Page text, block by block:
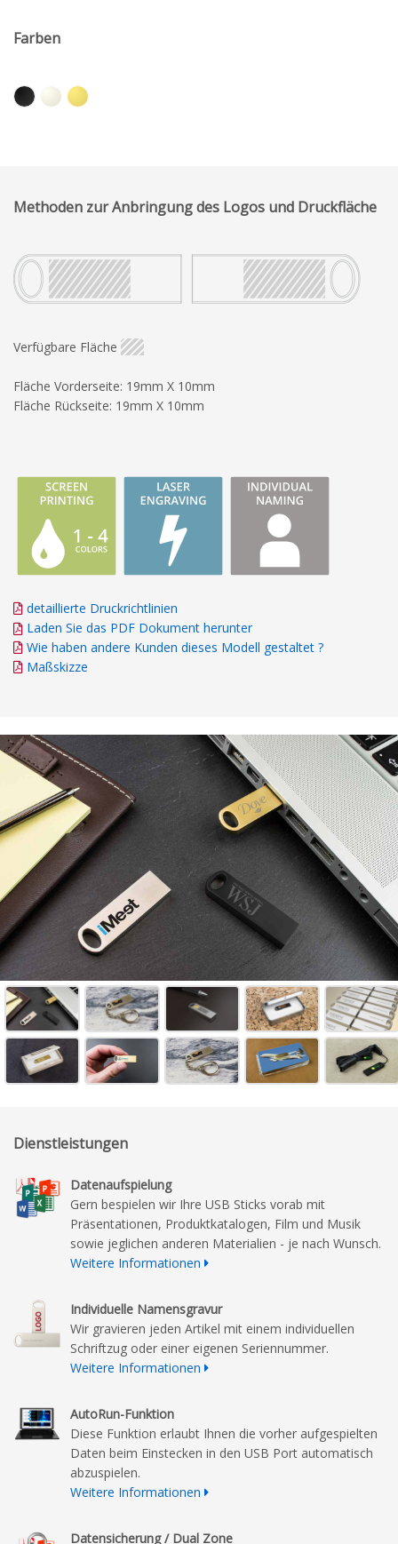
Farben
Methoden zur Anbringung des Logos und Druckfläche
Verfügbare Fläche
Fläche Vorderseite: 19mm X 10mm
Fläche Rückseite: 19mm X 10mm
detaillierte Druckrichtlinien
Laden Sie das PDF Dokument herunter
Wie haben andere Kunden dieses Modell gestaltet ?
Maßskizze
Dienstleistungen
Datenaufspielung
Gern bespielen wir Ihre USB Sticks vorab mit
Präsentationen, Produktkatalogen, Film und Musik
sowie jeglichen anderen Materialien - je nach Wunsch.
Weitere Informationen
Individuelle Namensgravur
Wir gravieren jeden Artikel mit einem individuellen
Schriftzug oder einer eigenen Seriennummer.
Weitere Informationen
AutoRun-Funktion
Diese Funktion erlaubt Ihnen die vorher aufgespielten
Daten beim Einstecken in den USB Port automatisch
abzuspielen.
Weitere Informationen
Datensicherung / Dual Zone